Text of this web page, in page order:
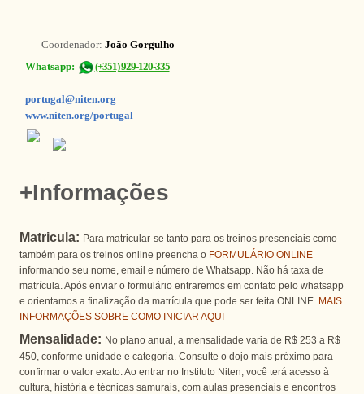
Coordenador: João Gorgulho
Whatsapp:
(+351) 929-120-335
portugal@niten.org
www.niten.org/portugal
+Informações
Matricula: Para matricular-se tanto para os treinos presenciais como
também para os treinos online preencha o FORMULÁRIO ONLINE
informando seu nome, email e número de Whatsapp. Não há taxa de
matrícula. Após enviar o formulário entraremos em contato pelo whatsapp
e orientamos a finalização da matrícula que pode ser feita ONLINE. MAIS
INFORMAÇÕES SOBRE COMO INICIAR AQUI
Mensalidade: No plano anual, a mensalidade varia de R$ 253 a R$
450, conforme unidade e categoria. Consulte o dojo mais próximo para
confirmar o valor exato. Ao entrar no Instituto Niten, você terá acesso à
cultura, história e técnicas samurais, com aulas presenciais e encontros